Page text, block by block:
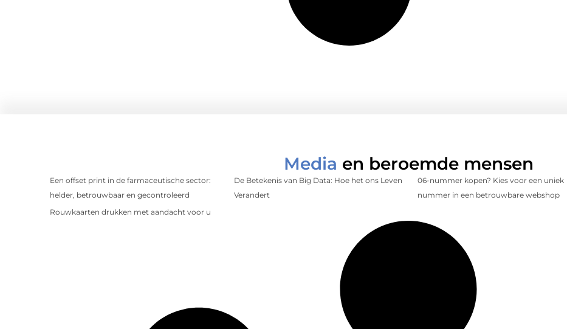
Media en beroemde mensen
Een offset print in de farmaceutische sector:
helder, betrouwbaar en gecontroleerd
De Betekenis van Big Data: Hoe het ons Leven
Verandert
06-nummer kopen? Kies voor een uniek
nummer in een betrouwbare webshop
Rouwkaarten drukken met aandacht voor u